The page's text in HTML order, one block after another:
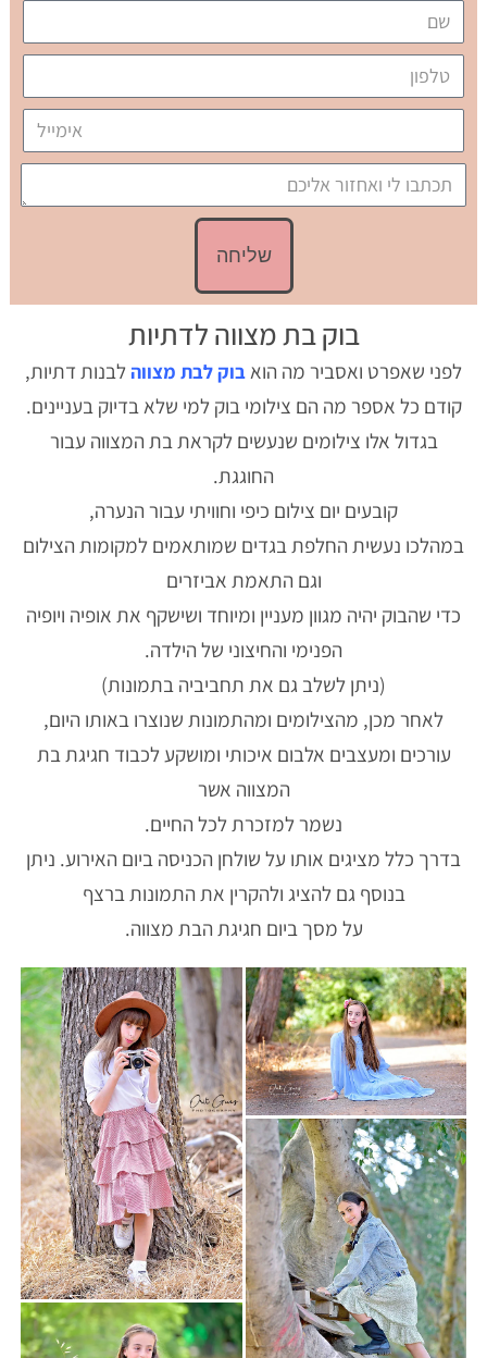
שליחה
בוק בת מצווה לדתיות
לפני שאפרט ואסביר מה הוא בוק לבת מצווהלבנות דתיות,
קודם כל אספר מה הם צילומי בוק למי שלא בדיוק בעניינים.
בגדול אלו צילומים שנעשים לקראת בת המצווה עבור
החוגגת.
קובעים יום צילום כיפי וחוויתי עבור הנערה,
במהלכו נעשית החלפת בגדים שמותאמים למקומות הצילום
וגם התאמת אביזרים
כדי שהבוק יהיה מגוון מעניין ומיוחד ושישקף את אופיה ויופיה
הפנימי והחיצוני של הילדה.
(ניתן לשלב גם את תחביביה בתמונות)
לאחר מכן, מהצילומים ומהתמונות שנוצרו באותו היום,
עורכים ומעצבים אלבום איכותי ומושקע לכבוד חגיגת בת
המצווה אשר
נשמר למזכרת לכל החיים.
בדרך כלל מציגים אותו על שולחן הכניסה ביום האירוע. ניתן
בנוסף גם להציג ולהקרין את התמונות ברצף
על מסך ביום חגיגת הבת מצווה.